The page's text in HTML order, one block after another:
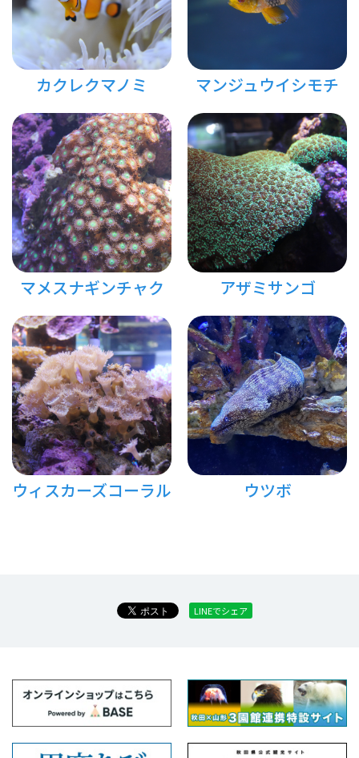
カクレクマノミ マンジュウイシモチ
マメスナギンチャク アザミサンゴ
ウィスカーズコーラル ウツボ
LINEでシェア